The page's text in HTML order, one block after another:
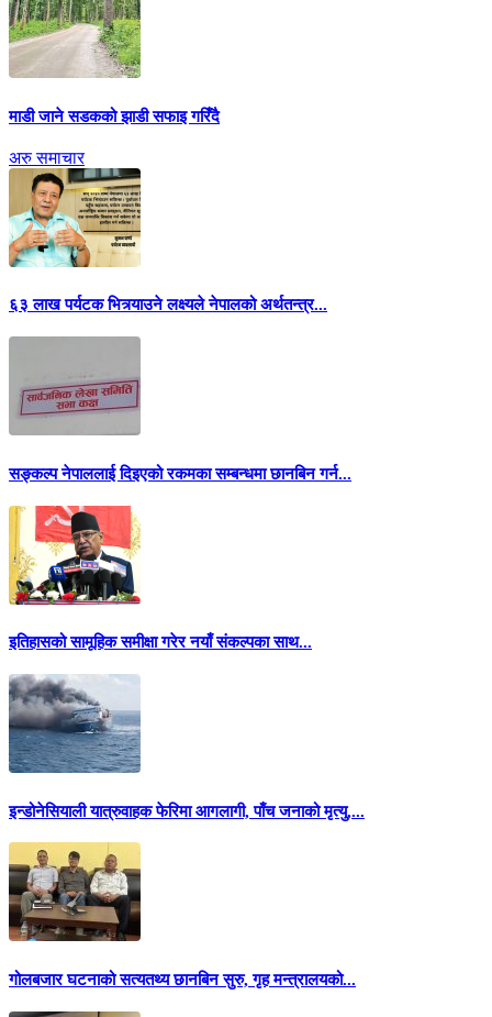
माडी जाने सडकको झाडी सफाइ गरिँदै
अरु समाचार
६३ लाख पर्यटक भित्र्याउने लक्ष्यले नेपालको अर्थतन्त्र...
सङ्कल्प नेपाललाई दिइएको रकमका सम्बन्धमा छानबिन गर्न...
इतिहासको सामूहिक समीक्षा गरेर नयाँ संकल्पका साथ...
इन्डोनेसियाली यात्रुवाहक फेरिमा आगलागी, पाँच जनाको मृत्यु,...
गोलबजार घटनाको सत्यतथ्य छानबिन सुरु, गृह मन्त्रालयको...